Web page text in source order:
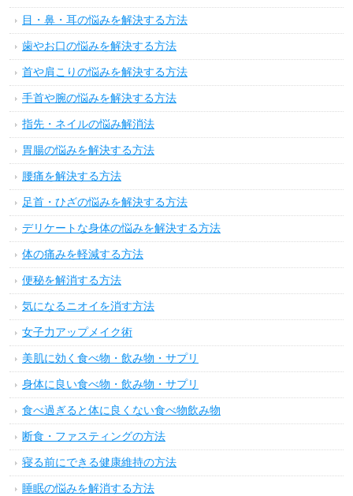
目・鼻・耳の悩みを解決する方法
歯やお口の悩みを解決する方法
首や肩こりの悩みを解決する方法
手首や腕の悩みを解決する方法
指先・ネイルの悩み解消法
胃腸の悩みを解決する方法
腰痛を解決する方法
足首・ひざの悩みを解決する方法
デリケートな身体の悩みを解決する方法
体の痛みを軽減する方法
便秘を解消する方法
気になるニオイを消す方法
女子力アップメイク術
美肌に効く食べ物・飲み物・サプリ
身体に良い食べ物・飲み物・サプリ
食べ過ぎると体に良くない食べ物飲み物
断食・ファスティングの方法
寝る前にできる健康維持の方法
睡眠の悩みを解消する方法